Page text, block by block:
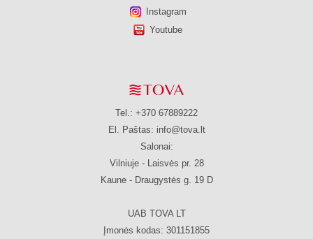
Instagram
Youtube
Tel.: +370 67889222
El. Paštas: info@tova.lt
Salonai:
Vilniuje - Laisvės pr. 28
Kaune - Draugystės g. 19 D
UAB TOVA LT
Įmonės kodas: 301151855